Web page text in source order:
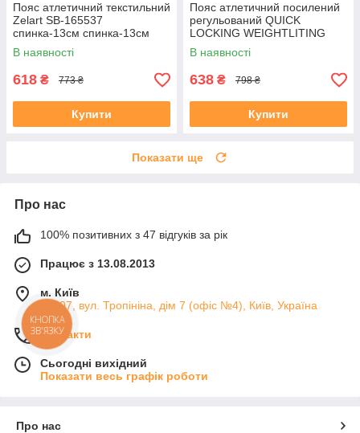
Пояс атлетичний текстильний
Zelart SB-165537
спинка-13см спинка-13см
розмір-XS-XXL чорний-
оливковий
В наявності
618 ₴ 773 ₴
Купити
Пояс атлетичний посилений
регульований QUICK
LOCKING WEIGHTLITING
BELT EZOUS O-02
спинка-10см розмір S-L сірий
В наявності
638 ₴ 798 ₴
Купити
Показати ще
Про нас
100% позитивних з 47 відгуків за рік
Працює з 13.08.2013
м. Київ
04107, вул. Тропініна, дім 7 (офіс №4), Київ, Україна
Контакти
Сьогодні вихідний
Показати весь графік роботи
Про нас
КНОПКА
ЗВ'ЯЗКУ